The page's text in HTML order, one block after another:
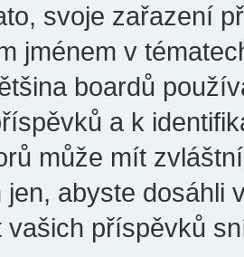
svoje zařazení
jménem v
boardů
a k
může mít
abyste dosáhli
vašich příspěvků